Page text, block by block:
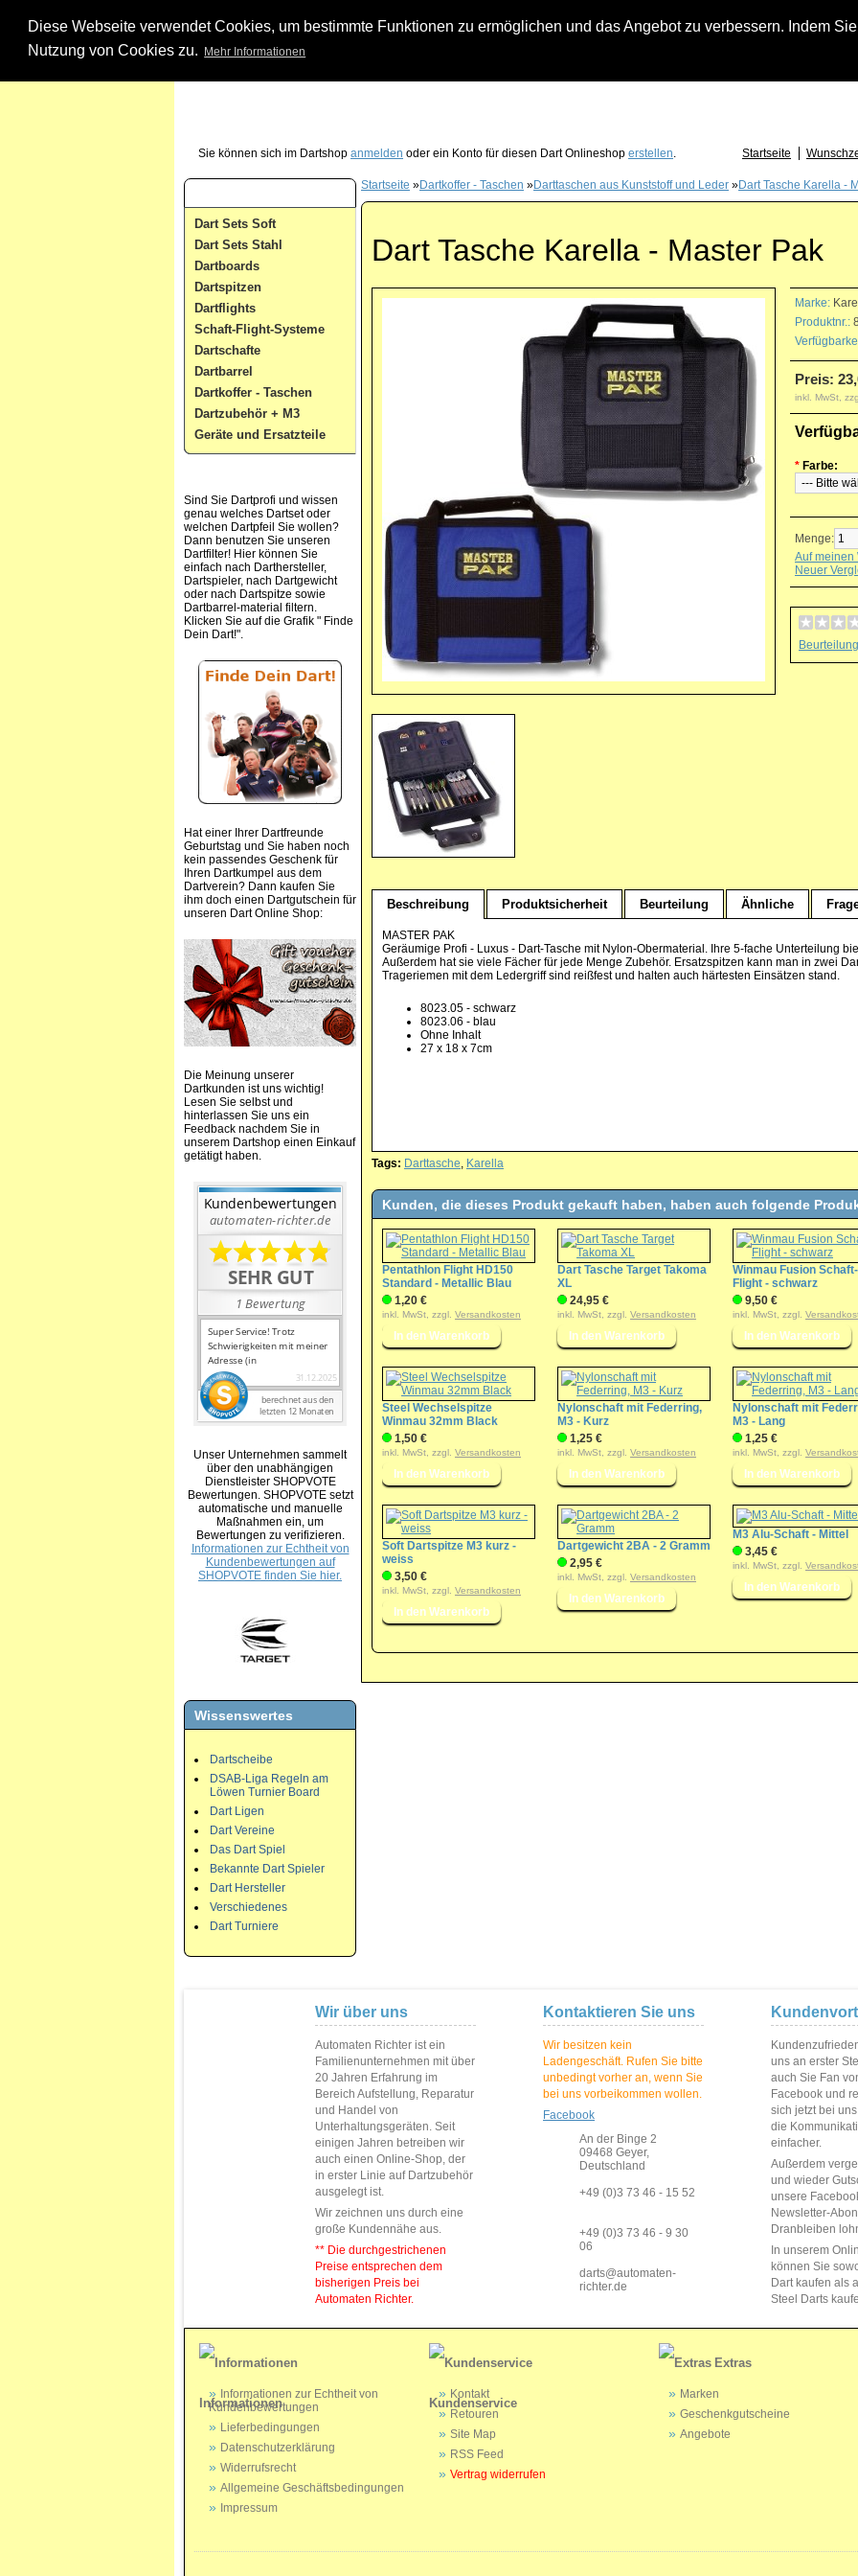
Diese Webseite verwendet Cookies, um bestimmte Funktionen zu ermöglichen und das Angebot zu verbessern. Indem
Nutzung von Cookies zu.
Mehr Informationen
Sie können sich im Dartshop anmelden oder ein Konto für diesen Dart Onlineshop erstellen. Startseite
Dart Sets Soft
Dart Sets Stahl
Dartboards
Dartspitzen
Dartflights
Schaft-Flight-Systeme
Dartschafte
Dartbarrel
Dartkoffer - Taschen
Dartzubehör + M3
Geräte und Ersatzteile
Sind Sie Dartprofi und wissen
genau welches Dartset oder
welchen Dartpfeil Sie wollen?
Dann benutzen Sie unseren
Dartfilter! Hier können Sie
einfach nach Darthersteller,
Dartspieler, nach Dartgewicht
oder nach Dartspitze sowie
Dartbarrel-material filtern.
Klicken Sie auf die Grafik " Finde
Dein Dart!".
Hat einer Ihrer Dartfreunde
Geburtstag und Sie haben noch
kein passendes Geschenk für
Ihren Dartkumpel aus dem
Dartverein? Dann kaufen Sie
ihm doch einen Dartgutschein für
unseren Dart Online Shop:
Die Meinung unserer
Dartkunden ist uns wichtig!
Lesen Sie selbst und
hinterlassen Sie uns ein
Feedback nachdem Sie in
unserem Dartshop einen Einkauf
getätigt haben.
Unser Unternehmen sammelt
über den unabhängigen
Dienstleister SHOPVOTE
Bewertungen. SHOPVOTE setzt
automatische und manuelle
Maßnahmen ein, um
Bewertungen zu verifizieren.
Informationen zur Echtheit von
Kundenbewertungen auf
SHOPVOTE finden Sie hier.
Wissenswertes
Dartscheibe
DSAB-Liga Regeln am
Löwen Turnier Board
Dart Ligen
Dart Vereine
Das Dart Spiel
Bekannte Dart Spieler
Dart Hersteller
Verschiedenes
Dart Turniere
Startseite »Dartkoffer - Taschen »Darttaschen aus Kunststoff und Leder »Dart Tasche Karella -
Dart Tasche Karella - Master Pak
Marke:
Produktnr.:
Preis:
inkl. MwSt,
* Farbe:
Menge:
Auf meinen
Neuer
Beurteilung
Beschreibung Produktsicherheit Beurteilung Ähnliche
MASTER PAK
Geräumige Profi - Luxus - Dart-Tasche mit Nylon-Obermaterial. Ihre 5-fache Unterteilung
Außerdem hat sie viele Fächer für jede Menge Zubehör. Ersatzspitzen kann man in zwei
Trageriemen mit dem Ledergriff sind reißfest und halten auch härtesten Einsätzen stand.
8023.05 - schwarz
8023.06 - blau
Ohne Inhalt
27 x 18 x 7cm
Tags: Darttasche, Karella
Kunden, die dieses Produkt gekauft haben, haben auch folgende
Pentathlon Flight HD150
Standard - Metallic Blau
1,20 €
inkl. MwSt, zzgl. Versandkosten
Dart Tasche Target Takoma
XL
24,95 €
inkl. MwSt, zzgl. Versandkosten
Winmau Fusion Schaft-
Flight - schwarz
9,50 €
inkl. MwSt, zzgl.
Steel Wechselspitze
Winmau 32mm Black
1,50 €
inkl. MwSt, zzgl. Versandkosten
Nylonschaft mit Federring,
M3 - Kurz
1,25 €
inkl. MwSt, zzgl. Versandkosten
Nylonschaft mit
M3 - Lang
1,25 €
inkl. MwSt, zzgl.
Soft Dartspitze M3 kurz -
weiss
3,50 €
inkl. MwSt, zzgl. Versandkosten
Dartgewicht 2BA - 2 Gramm
2,95 €
inkl. MwSt, zzgl. Versandkosten
M3 Alu-Schaft - Mittel
3,45 €
inkl. MwSt, zzgl.
Wir über uns
Automaten Richter ist ein
Familienunternehmen mit über
20 Jahren Erfahrung im
Bereich Aufstellung, Reparatur
und Handel von
Unterhaltungsgeräten. Seit
einigen Jahren betreiben wir
auch einen Online-Shop, der
in erster Linie auf Dartzubehör
ausgelegt ist.
Wir zeichnen uns durch eine
große Kundennähe aus.
** Die durchgestrichenen
Preise entsprechen dem
bisherigen Preis bei
Automaten Richter.
Kontaktieren Sie uns
Wir besitzen kein
Ladengeschäft. Rufen Sie bitte
unbedingt vorher an, wenn Sie
bei uns vorbeikommen wollen.
Facebook
An der Binge 2
09468 Geyer,
Deutschland
+49 (0)3 73 46 - 15 52
+49 (0)3 73 46 - 9 30
06
darts@automaten-
richter.de
uns an erster
auch Sie Fan
Facebook und
sich jetzt bei
die
einfacher.
Außerdem
und wieder
unsere
Newsletter-
Dranbleiben
In unserem
können Sie
Dart kaufen als
Steel Darts
Informationen
Informationen zur Echtheit von
Kundenbewertungen
Lieferbedingungen
Datenschutzerklärung
Widerrufsrecht
Allgemeine Geschäftsbedingungen
Impressum
Kundenservice
Kontakt
Retouren
Site Map
RSS Feed
Vertrag widerrufen
Extras
Marken
Geschenkgutscheine
Angebote